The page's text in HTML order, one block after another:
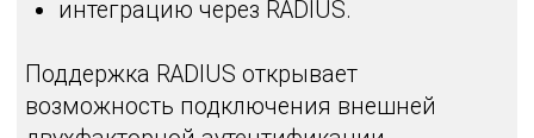
расширенная аппаратная линейка от
закрытые ключевые сетевые функции;
готовящийся Remote Access VPN;
зрелая кластеризация;